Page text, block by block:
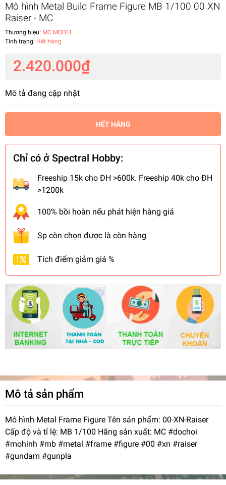
Mô hình Metal Build Frame Figure MB 1/100 00 XN
Raiser - MC
Thương hiệu: MC MODEL
Tình trạng: Hết hàng
2.420.000₫
Mô tả đang cập nhật
HẾT HÀNG
Chỉ có ở Spectral Hobby:
Freeship 15k cho ĐH >600k. Freeship 40k cho ĐH
>1200k
100% bồi hoàn nếu phát hiện hàng giả
Sp còn chọn được là còn hàng
Tích điểm giảm giá %
Mô tả sản phẩm
Mô hình Metal Frame Figure Tên sản phẩm: 00-XN-Raiser
Cấp độ và tỉ lệ: MB 1/100 Hãng sản xuất: MC #dochoi
#mohinh #mb #metal #frame #figure #00 #xn #raiser
#gundam #gunpla